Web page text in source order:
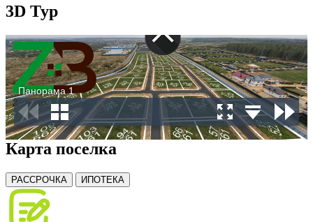
3D Тур
Карта поселка
РАССРОЧКА ИПОТЕКА